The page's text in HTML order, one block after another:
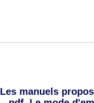
Les manuels